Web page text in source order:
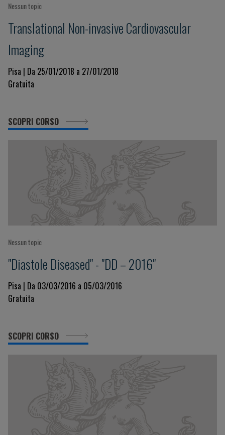
Nessun topic
Translational Non-invasive Cardiovascular
Imaging
Pisa | Da 25/01/2018 a 27/01/2018
Gratuita
SCOPRI CORSO
Nessun topic
"Diastole Diseased" - "DD – 2016"
Pisa | Da 03/03/2016 a 05/03/2016
Gratuita
SCOPRI CORSO